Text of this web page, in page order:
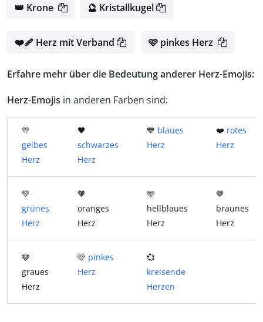
👑 Krone 🔮 Kristallkugel
❤️‍🩹 Herz mit Verband 🩷 pinkes Herz
Erfahre mehr über die Bedeutung anderer Herz-Emojis:
Herz-Emojis in anderen Farben sind:
💛
gelbes
Herz
🖤
schwarzes
Herz
💙 blaues
Herz
❤️ rotes
Herz
💚
grünes
Herz
🧡
oranges
Herz
🩵
hellblaues
Herz
🤎
braunes
Herz
🩶
graues
Herz
🩷 pinkes
Herz
💞
kreisende
Herzen